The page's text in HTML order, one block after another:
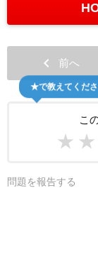
chevron_left 前へ
こ
★ ★
★で教えてくだ
問題を報告する